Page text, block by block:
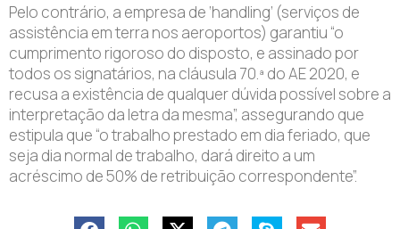
Pelo contrário, a empresa de ‘handling’ (serviços de
assistência em terra nos aeroportos) garantiu “o
cumprimento rigoroso do disposto, e assinado por
todos os signatários, na cláusula 70.ª do AE 2020, e
recusa a existência de qualquer dúvida possível sobre a
interpretação da letra da mesma”, assegurando que
estipula que “o trabalho prestado em dia feriado, que
seja dia normal de trabalho, dará direito a um
acréscimo de 50% de retribuição correspondente”.